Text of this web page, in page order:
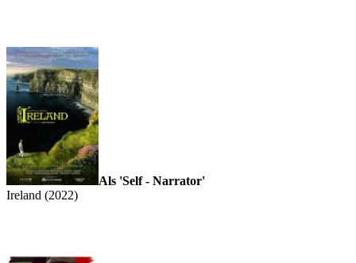
Als 'Self - Narrator'
Ireland (2022)